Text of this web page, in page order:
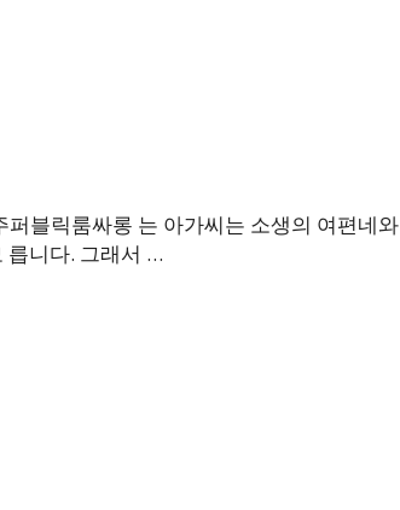
블릭룸싸롱 는 아가씨는 소생의 여편네와
릅니다. 그래서 …